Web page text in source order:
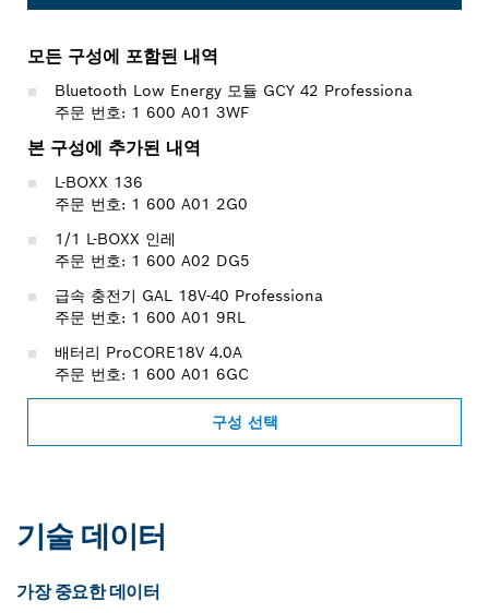
모든 구성에 포함된 내역
Bluetooth Low Energy 모듈 GCY 42 Professiona
주문 번호: 1 600 A01 3WF
본 구성에 추가된 내역
L-BOXX 136
주문 번호: 1 600 A01 2G0
1/1 L-BOXX 인레
주문 번호: 1 600 A02 DG5
급속 충전기 GAL 18V-40 Professiona
주문 번호: 1 600 A01 9RL
배터리 ProCORE18V 4.0A
주문 번호: 1 600 A01 6GC
구성 선택
기술 데이터
가장 중요한 데이터